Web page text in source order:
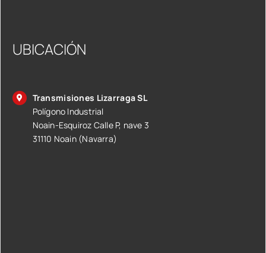
UBICACIÓN
Transmisiones Lizarraga SL
Polígono Industrial
Noain-Esquiroz Calle P, nave 3
31110 Noain (Navarra)